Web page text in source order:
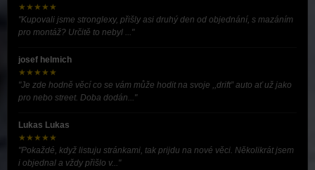
★★★★★
"Kupovali jsme stronglexy, přišly asi druhý den od objednání, s mazáním
pro montáž? Určitě to nebyl ..."
josef helmich
★★★★★
"Je zde hodně věcí co se vám může hodit na svoje ,,drift” auto ať už jako
pro nebo street. Doba dodán..."
Lukas Lukas
★★★★★
"Pokaždé, když listuju stránkami, tak prijdu na nové věci. Několikrát jsem
i objednal a vždy přišlo v..."